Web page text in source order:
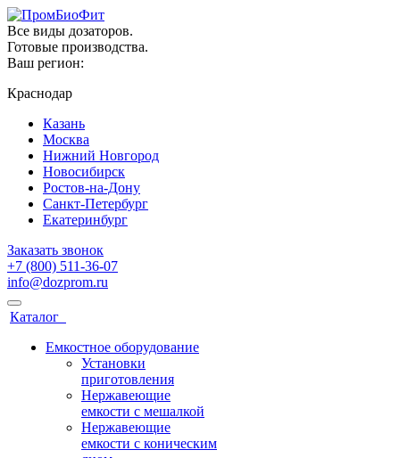
Все виды дозаторов.
Готовые производства.
Ваш регион:
Краснодар
Казань
Москва
Нижний Новгород
Новосибирск
Ростов-на-Дону
Санкт-Петербург
Екатеринбург
Заказать звонок
+7 (800) 511-36-07
info@dozprom.ru
Каталог
Емкостное оборудование
Установки
приготовления
Нержавеющие
емкости с мешалкой
Нержавеющие
емкости с коническим